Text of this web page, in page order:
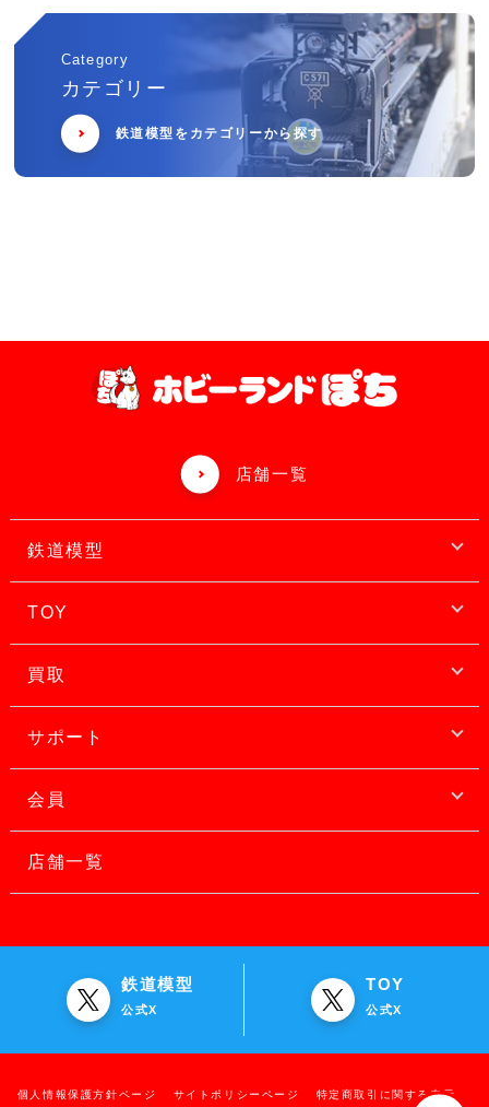
Category
カテゴリー
鉄道模型をカテゴリーから探す
店舗一覧
鉄道模型
TOY
買取
サポート
会員
店舗一覧
鉄道模型
公式X
TOY
公式X
個人情報保護方針ページ サイトポリシーページ 特定商取引に関する表示